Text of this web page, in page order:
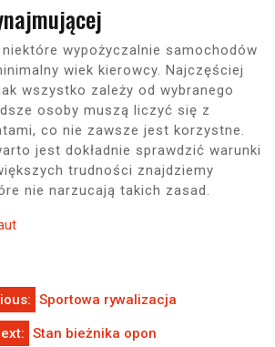
wypożyczalnie samochodów
wiek kierowcy. Najczęściej
wszystko zależy od wybranego
osoby muszą liczyć się z
co nie zawsze jest korzystne.
jest dokładnie sprawdzić warunki
trudności znajdziemy
nie narzucają takich zasad.
Sportowa rywalizacja
Stan bieżnika opon